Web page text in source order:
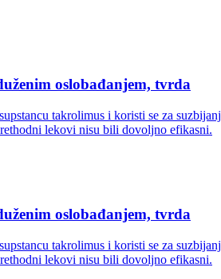
oslobađanjem, tvrda
takrolimus i koristi se za
lekovi nisu bili dovoljno efikasni.
oslobađanjem, tvrda
takrolimus i koristi se za
lekovi nisu bili dovoljno efikasni.